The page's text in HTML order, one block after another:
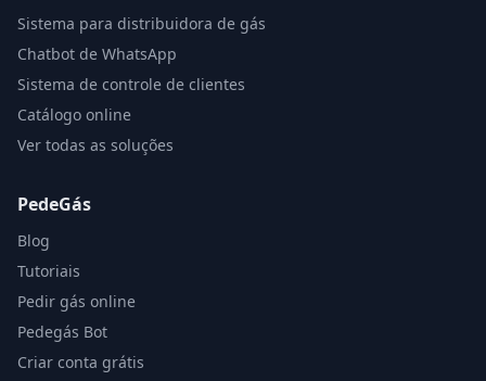
Sistema para distribuidora de gás
Chatbot de WhatsApp
Sistema de controle de clientes
Catálogo online
Ver todas as soluções
PedeGás
Blog
Tutoriais
Pedir gás online
Pedegás Bot
Criar conta grátis